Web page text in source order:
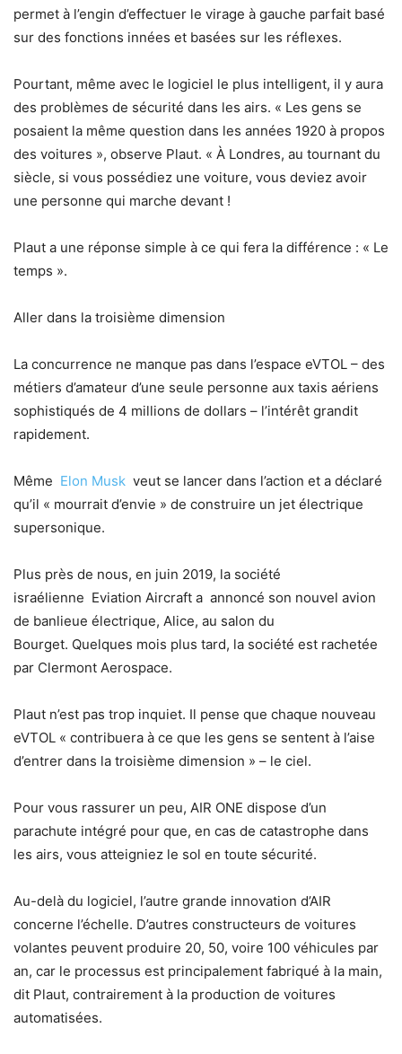
permet à l’engin d’effectuer le virage à gauche parfait basé
sur des fonctions innées et basées sur les réflexes.
Pourtant, même avec le logiciel le plus intelligent, il y aura
des problèmes de sécurité dans les airs. « Les gens se
posaient la même question dans les années 1920 à propos
des voitures », observe Plaut. « À Londres, au tournant du
siècle, si vous possédiez une voiture, vous deviez avoir
une personne qui marche devant !
Plaut a une réponse simple à ce qui fera la différence : « Le
temps ».
Aller dans la troisième dimension
La concurrence ne manque pas dans l’espace eVTOL – des
métiers d’amateur d’une seule personne aux taxis aériens
sophistiqués de 4 millions de dollars – l’intérêt grandit
rapidement.
Même Elon Musk veut se lancer dans l’action et a déclaré
qu’il « mourrait d’envie » de construire un jet électrique
supersonique.
Plus près de nous, en juin 2019, la société
israélienne Eviation Aircraft a annoncé son nouvel avion
de banlieue électrique, Alice, au salon du
Bourget. Quelques mois plus tard, la société est rachetée
par Clermont Aerospace.
Plaut n’est pas trop inquiet. Il pense que chaque nouveau
eVTOL « contribuera à ce que les gens se sentent à l’aise
d’entrer dans la troisième dimension » – le ciel.
Pour vous rassurer un peu, AIR ONE dispose d’un
parachute intégré pour que, en cas de catastrophe dans
les airs, vous atteigniez le sol en toute sécurité.
Au-delà du logiciel, l’autre grande innovation d’AIR
concerne l’échelle. D’autres constructeurs de voitures
volantes peuvent produire 20, 50, voire 100 véhicules par
an, car le processus est principalement fabriqué à la main,
dit Plaut, contrairement à la production de voitures
automatisées.